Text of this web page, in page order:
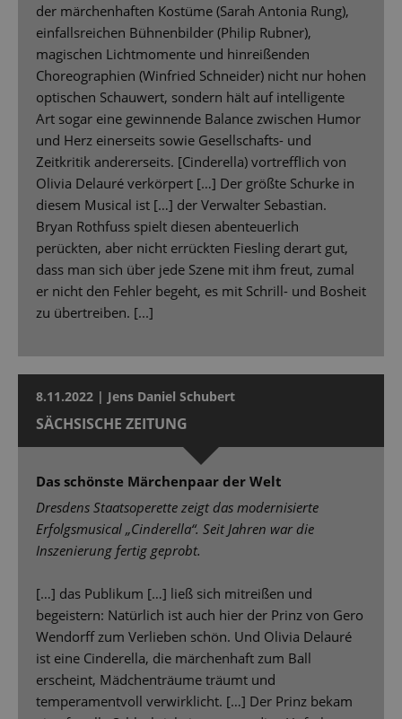
der märchenhaften Kostüme (Sarah Antonia Rung),
einfallsreichen Bühnenbilder (Philip Rubner),
magischen Lichtmomente und hinreißenden
Choreographien (Winfried Schneider) nicht nur hohen
optischen Schauwert, sondern hält auf intelligente
Art sogar eine gewinnende Balance zwischen Humor
und Herz einerseits sowie Gesellschafts- und
Zeitkritik andererseits. [Cinderella) vortrefflich von
Olivia Delauré verkörpert […] Der größte Schurke in
diesem Musical ist […] der Verwalter Sebastian.
Bryan Rothfuss spielt diesen abenteuerlich
perückten, aber nicht errückten Fiesling derart gut,
dass man sich über jede Szene mit ihm freut, zumal
er nicht den Fehler begeht, es mit Schrill- und Bosheit
zu übertreiben. [...]
8.11.2022 | Jens Daniel Schubert
SÄCHSISCHE ZEITUNG
Das schönste Märchenpaar der Welt
Dresdens Staatsoperette zeigt das modernisierte
Erfolgsmusical „Cinderella“. Seit Jahren war die
Inszenierung fertig geprobt.
[…] das Publikum […] ließ sich mitreißen und
begeistern: Natürlich ist auch hier der Prinz von Gero
Wendorff zum Verlieben schön. Und Olivia Delauré
ist eine Cinderella, die märchenhaft zum Ball
erscheint, Mädchenträume träumt und
temperamentvoll verwirklicht. […] Der Prinz bekam